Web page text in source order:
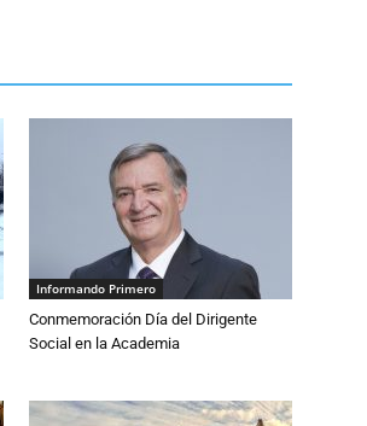
Informando Primero
Conmemoración Día del Dirigente
Social en la Academia